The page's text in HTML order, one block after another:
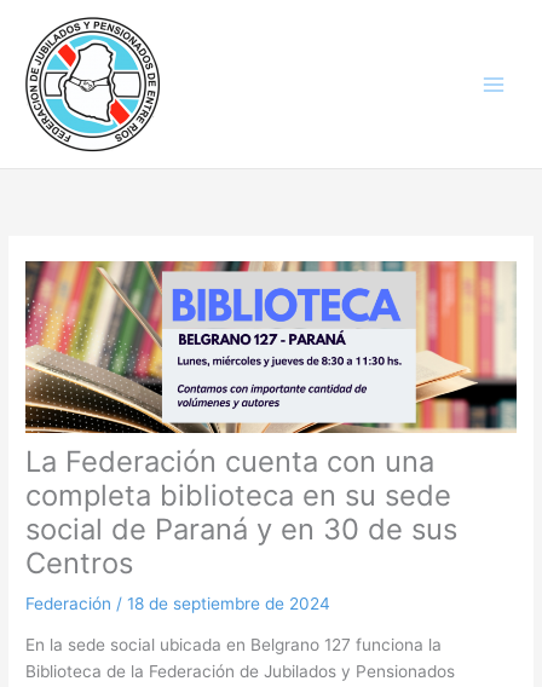
contenido
La Federación cuenta con una
completa biblioteca en su sede
social de Paraná y en 30 de sus
Centros
Federación /18 de septiembre de 2024
En la sede social ubicada en Belgrano 127 funciona la
Biblioteca de la Federación de Jubilados y Pensionados